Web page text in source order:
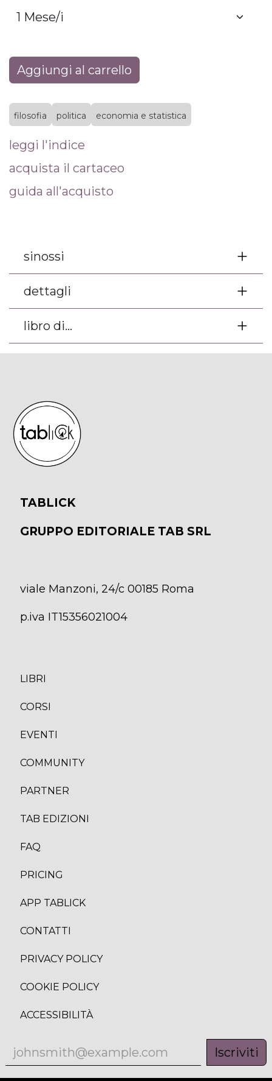
Aggiungi al carrello
filosofia politica economia e statistica
leggi l'indice
acquista il cartaceo
guida all'acquisto
sinossi
dettagli
libro di...
TABLICK
GRUPPO EDITORIALE TAB SRL
viale Manzoni, 24/c 00185 Roma
p.iva IT15356021004
LIBRI
CORS
EVENTI
COMMUNITY
PARTNER
TAB EDIZION
FAQ
PRICING
APP TABLICK
CONTATTI
PRIVACY POLICY
COOKIE POLICY
ACCESSIBILITÀ
Iscriviti